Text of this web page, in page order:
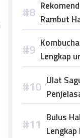
Rambut
Lengkap
Ulat
Bulus